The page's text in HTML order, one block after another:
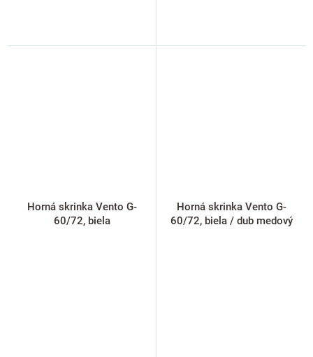
Horná skrinka Vento G-
60/72, biela
Horná skrinka Vento G-
60/72, biela / dub medový